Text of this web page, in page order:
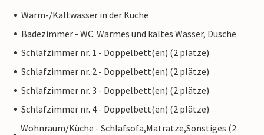
Warm-/Kaltwasser in der Küche
Badezimmer - WC. Warmes und kaltes Wasser, Dusche
Schlafzimmer nr. 1 - Doppelbett(en) (2 plätze)
Schlafzimmer nr. 2 - Doppelbett(en) (2 plätze)
Schlafzimmer nr. 3 - Doppelbett(en) (2 plätze)
Schlafzimmer nr. 4 - Doppelbett(en) (2 plätze)
Wohnraum/Küche - Schlafsofa,Matratze,Sonstiges (2